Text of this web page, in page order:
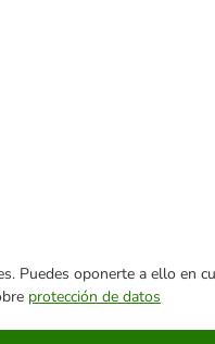
Puedes oponerte a ello en
protección de datos